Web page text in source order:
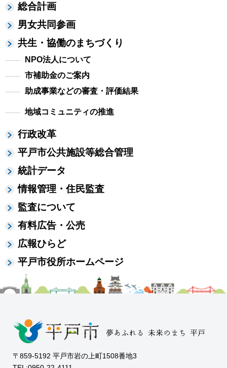
総合計画
男女共同参画
共生・協働のまちづくり
NPO法人について
市補助金のご案内
助成事業などの審査・評価結果
地域コミュニティの推進
行政改革
平戸市公共施設等総合管理
統計データ
情報管理・住民監査
監査について
有料広告・公売
広報ひらど
平戸市役所ホームページ
〒859-5192 平戸市岩の上町1508番地3